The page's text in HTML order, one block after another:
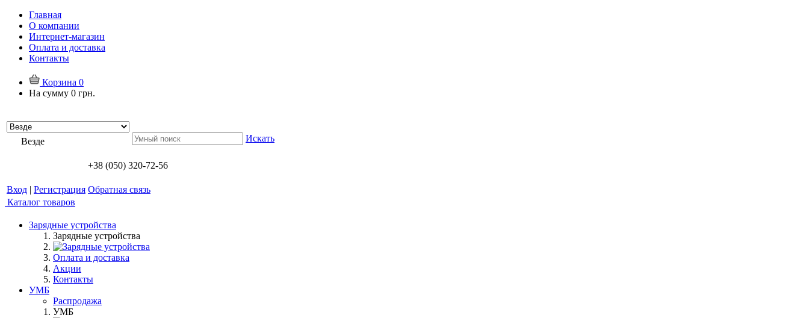
Главная
О компании
Интернет-магазин
Оплата и доставка
Контакты
Корзина 0
На сумму 0 грн.
Везде Искать
+38 (050) 320-72-56
Вход | Регистрация Обратная связь
Каталог товаров
Зарядные устройства
Зарядные устройства
Оплата и доставка
Акции
Контакты
УМБ
Распродажа
УМБ